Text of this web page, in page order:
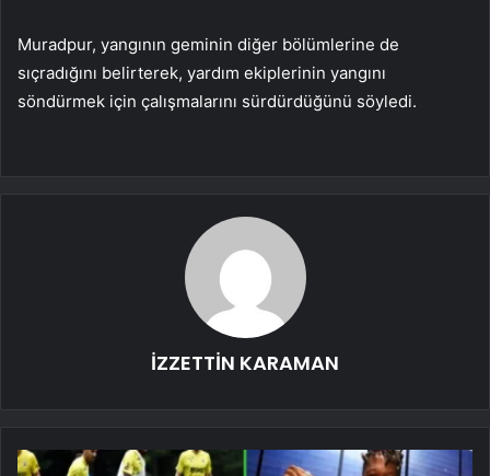
Muradpur, yangının geminin diğer bölümlerine de
sıçradığını belirterek, yardım ekiplerinin yangını
söndürmek için çalışmalarını sürdürdüğünü söyledi.
İZZETTİN KARAMAN